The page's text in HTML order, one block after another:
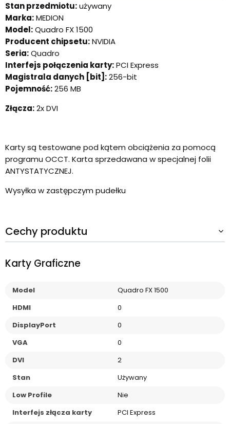
Stan przedmiotu:używany
Marka:MEDION
Model:Quadro FX 1500
Producent chipsetu:NVIDIA
Seria:Quadro
Interfejs połączenia karty:PCI Express
Magistrala danych [bit]:256-bit
Pojemność:256 MB
Złącza:2x DVI
Karty są testowane pod kątem obciążenia za pomocą
programu OCCT. Karta sprzedawana w specjalnej folii
ANTYSTATYCZNEJ.
Wysyłka w zastępczym pudełku
Cechy produktu
Karty Graficzne
Model
Quadro FX 1500
HDMI
0
DisplayPort
0
VGA
0
DVI
2
Stan
Używany
Low Profile
Nie
Interfejs złącza karty
PCI Express